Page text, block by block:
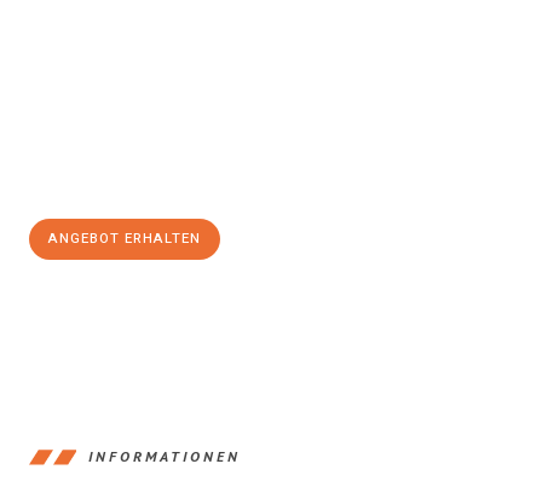
ANGEBOT ERHALTEN
INFORMATIONEN